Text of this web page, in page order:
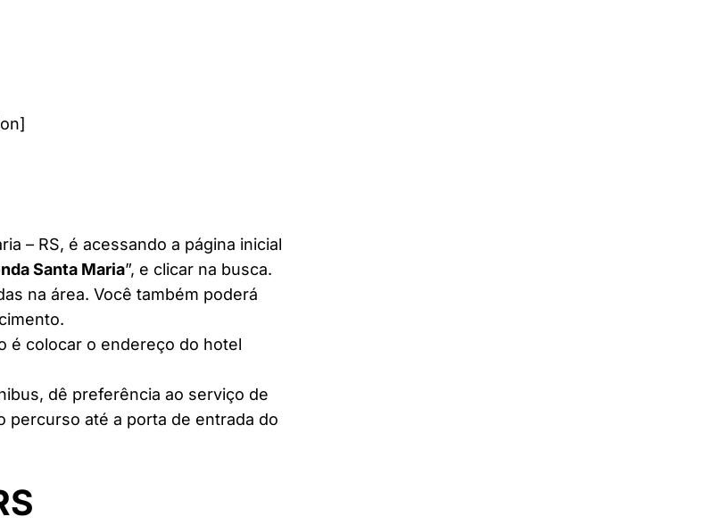
– RS, é acessando a página inicial
Santa Maria”, e clicar na busca.
na área. Você também poderá
é colocar o endereço do hotel
dê preferência ao serviço de
percurso até a porta de entrada do